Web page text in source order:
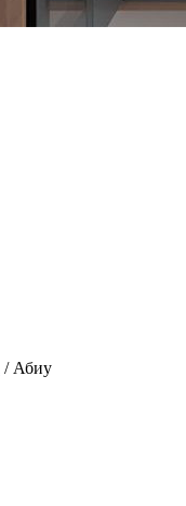
/ Абиу